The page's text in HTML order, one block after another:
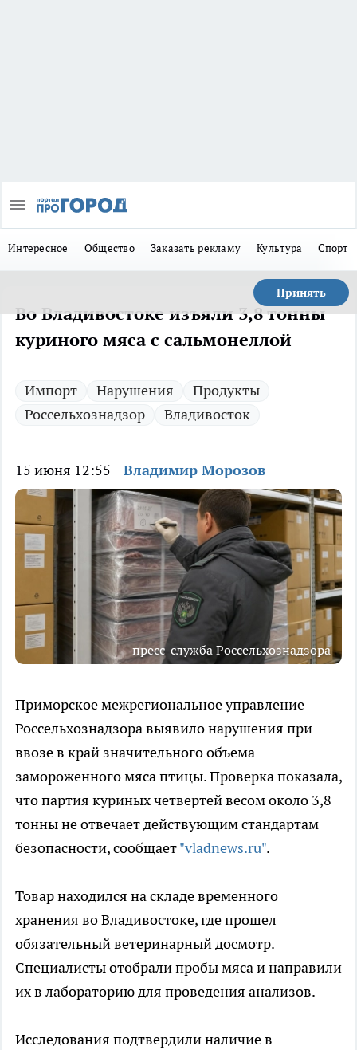
Интересное Общество Заказать рекламу Культура Спорт
Принять
Во Владивостоке изъяли 3,8 тонны
куриного мяса с сальмонеллой
Импорт Нарушения
Продукты
Россельхознадзор
Владивосток
15 июня 12:55 Владимир Морозов
пресс-служба Россельхознадзора
Приморское межрегиональное управление
Россельхознадзора выявило нарушения при
ввозе в край значительного объема
замороженного мяса птицы. Проверка показала,
что партия куриных четвертей весом около 3,8
тонны не отвечает действующим стандартам
безопасности, сообщает"vladnews.ru".
Товар находился на складе временного
хранения во Владивостоке, где прошел
обязательный ветеринарный досмотр.
Специалисты отобрали пробы мяса и направили
их в лабораторию для проведения анализов.
Исследования подтвердили наличие в